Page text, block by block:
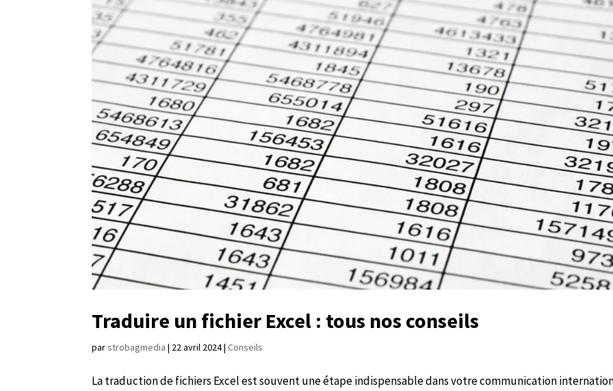
Traduire un fichier Excel : tous nos conseils
parstrobagmedia | 22 avril 2024|Conseils
La traduction de fichiers Excel est souvent une étape indispensable dans votre communication